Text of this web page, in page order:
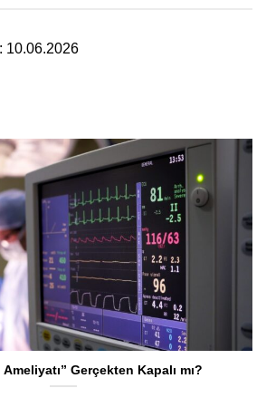
10.06.2026
Ameliyatı” Gerçekten Kapalı mı?